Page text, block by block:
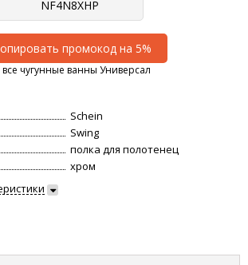
промокод на 5%
чугунные ванны Универсал
Schein
Swing
полка для полотенец
хром